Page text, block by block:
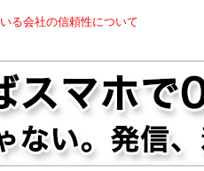
る会社の信頼性について